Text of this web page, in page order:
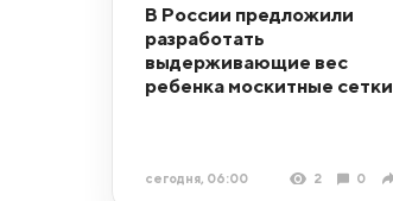
В России предложили
разработать
выдерживающие вес
ребенка москитные сетки
сегодня, 06:00 2 0